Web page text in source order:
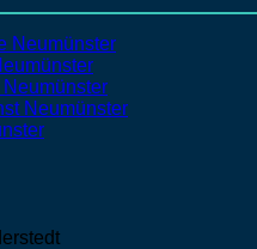
Neumünster
Neumünster